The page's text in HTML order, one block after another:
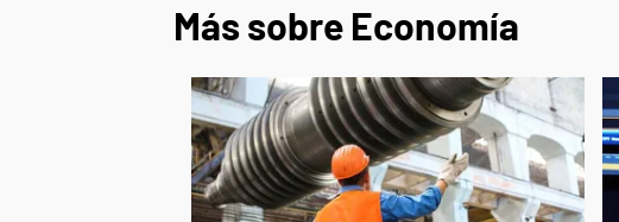
Más sobre Economía